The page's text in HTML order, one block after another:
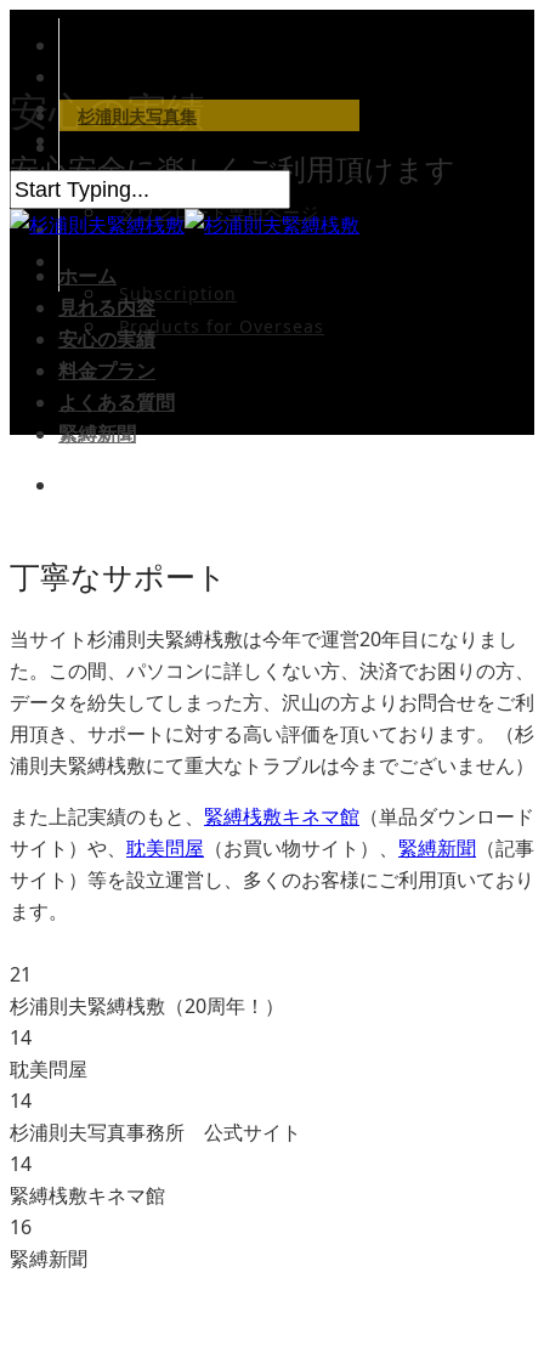
杉浦則夫写真集
会員専用サイト
ダウンロード専用ページ
入会案内
Subscription
Products for Overseas
ホーム
見れる内容
安心の実績
料金プラン
よくある質問
緊縛新聞
安心の実績
安心安全に楽しくご利用頂けます
丁寧なサポート
当サイト杉浦則夫緊縛桟敷は今年で運営20年目になりまし
た。この間、パソコンに詳しくない方、決済でお困りの方、
データを紛失してしまった方、沢山の方よりお問合せをご利
用頂き、サポートに対する高い評価を頂いております。（杉
浦則夫緊縛桟敷にて重大なトラブルは今までございません）
また上記実績のもと、 緊縛桟敷キネマ館 （単品ダウンロード
サイト）や、 耽美問屋 （お買い物サイト）、 緊縛新聞 （記事
サイト）等を設立運営し、多くのお客様にご利用頂いており
ます。
21
杉浦則夫緊縛桟敷（20周年！）
14
耽美問屋
14
杉浦則夫写真事務所 公式サイト
14
緊縛桟敷キネマ館
16
緊縛新聞